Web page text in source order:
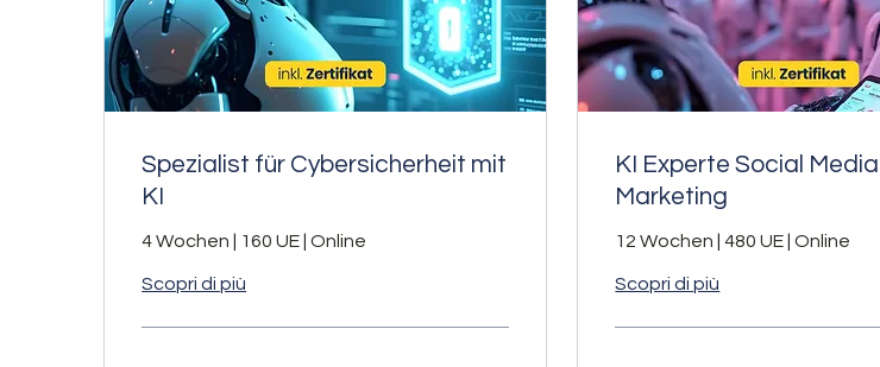
Spezialist für Cybersicherheit mit
KI
4 Wochen | 160 UE | Online
Scopri di più
KI Experte Social Media
Marketing
12 Wochen | 480 UE | Online
Scopri di più